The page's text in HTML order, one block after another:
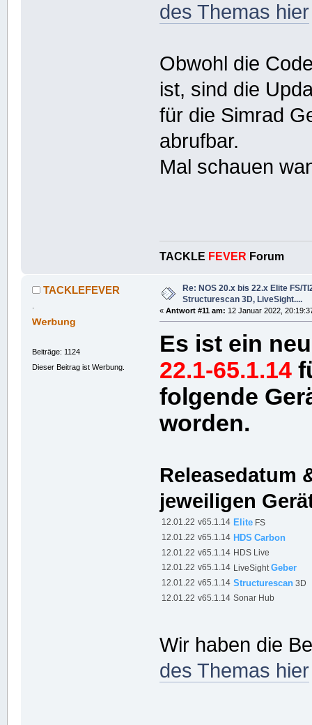
des Themas hier
Obwohl die
ist, sind die
für die Simrad
abrufbar.
Mal schauen
TACKLE FEVER Forum
TACKLEFEVER
Beiträge: 1124
Dieser Beitrag ist Werbung.
Re: NOS 20.x bis 22.x Elite FS/
Structurescan 3D, LiveSight....
«Antwort #11 am: 12 Januar 2022,
Es ist ein
22.1-65.1.14
folgende
worden.
Releasedatum
jeweiligen
12.01.22 v65.1.14 Elite FS
12.01.22 v65.1.14 HDS Carbon
12.01.22 v65.1.14 HDS Live
12.01.22 v65.1.14 LiveSightGeber
12.01.22 v65.1.14 Structurescan 3D
12.01.22 v65.1.14 Sonar Hub
Wir haben die
des Themas hier